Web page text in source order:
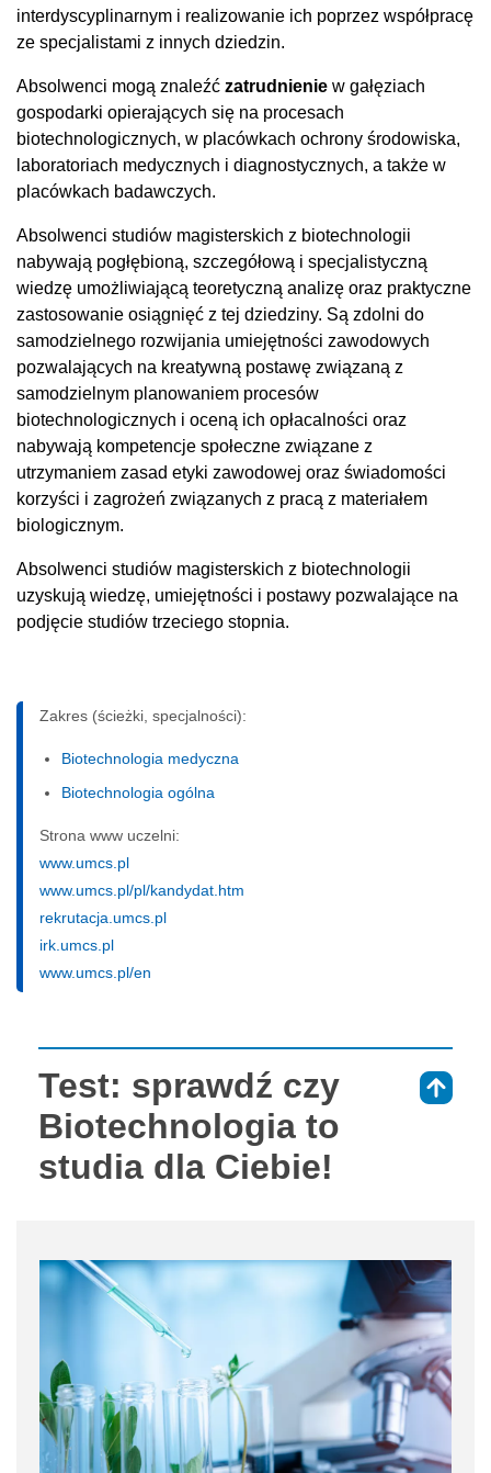
interdyscyplinarnym i realizowanie ich poprzez współpracę
ze specjalistami z innych dziedzin.
Absolwenci mogą znaleźć zatrudnienie w gałęziach
gospodarki opierających się na procesach
biotechnologicznych, w placówkach ochrony środowiska,
laboratoriach medycznych i diagnostycznych, a także w
placówkach badawczych.
Absolwenci studiów magisterskich z biotechnologii
nabywają pogłębioną, szczegółową i specjalistyczną
wiedzę umożliwiającą teoretyczną analizę oraz praktyczne
zastosowanie osiągnięć z tej dziedziny. Są zdolni do
samodzielnego rozwijania umiejętności zawodowych
pozwalających na kreatywną postawę związaną z
samodzielnym planowaniem procesów
biotechnologicznych i oceną ich opłacalności oraz
nabywają kompetencje społeczne związane z
utrzymaniem zasad etyki zawodowej oraz świadomości
korzyści i zagrożeń związanych z pracą z materiałem
biologicznym.
Absolwenci studiów magisterskich z biotechnologii
uzyskują wiedzę, umiejętności i postawy pozwalające na
podjęcie studiów trzeciego stopnia.
Zakres (ścieżki, specjalności):
Biotechnologia medyczna
Biotechnologia ogólna
Strona www uczelni:
www.umcs.pl
www.umcs.pl/pl/kandydat.htm
rekrutacja.umcs.pl
irk.umcs.pl
www.umcs.pl/en
Test: sprawdź czy
Biotechnologia to
studia dla Ciebie!